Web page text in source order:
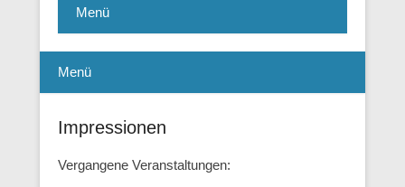
Menü
Menü
Impressionen
Vergangene Veranstaltungen: